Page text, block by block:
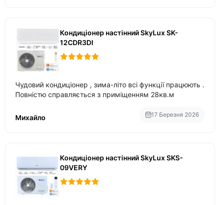
Кондиціонер настінний SkyLux SK-
12CDR3DI
Чудовий кондиціонер , зима-літо всі функції працюють .
Повністю справляється з приміщенням 28кв.м
Михайло 17 Березня 2026
Кондиціонер настінний SkyLux SKS-
09VERY